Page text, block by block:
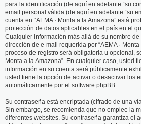
para la identificación (de aquí en adelante “su
email personal válida (de aquí en adelante “su
cuenta en “AEMA · Monta a la Amazona” está
protección de datos aplicables en el país en el
Cualquier información más allá de su nombre
dirección de e-mail requerida por “AEMA · Monta
proceso de registro será obligatoria u opcional,
Monta a la Amazona”. En cualquier caso, usted
información en su cuenta será públicamente
usted tiene la opción de activar o desactivar los
automáticamente por el software phpBB.
Su contraseña está encriptada (cifrado de una
Sin embargo, se recomienda que no emplee la
diferentes websites. Su contraseña garantiza el